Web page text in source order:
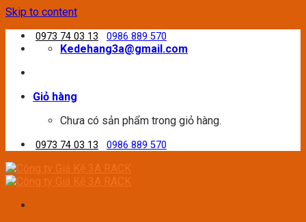
Skip to content
0973 74 03 13 0986 889 570
Kedehang3a@gmail.com
Giỏ hàng
Chưa có sản phẩm trong giỏ hàng.
0973 74 03 13 0986 889 570